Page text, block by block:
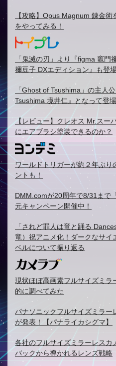
【攻略】Opus Magnum 錬金
をやってみる！
「鬼滅の刃」より『figma 竈門
禰豆子 DXエディション』も登場
「Ghost of Tsushima」の主人
Tsushima 境井仁』となって登場
【レビュー】クレオス Mr.スー
にエアブラシ塗装できるのか？
ワールドトリガーが約２年ぶ
ントも！
DMM.comが20周年で8/31まで
元キャンペーン開催中！
「されど罪人は竜と踊る
竜）祝アニメ化！ダークなサイ
ベルについて振り返る
現状ほぼ高画素フルサイズミ
的に調べてみた
パナソニックフルサイズミラー
が発表！【パナライカシグマ】
各社のフルサイズミラーレスカ
バックから導かれるレンズ戦略